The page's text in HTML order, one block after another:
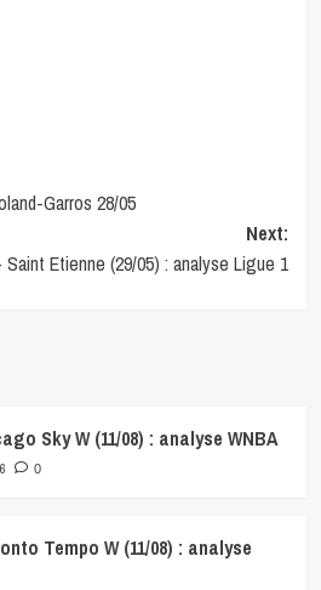
Garros 28/05
Next:
Saint Etienne (29/05) : analyse Ligue 1
Sky W (11/08) : analyse WNBA
0
Tempo W (11/08) : analyse